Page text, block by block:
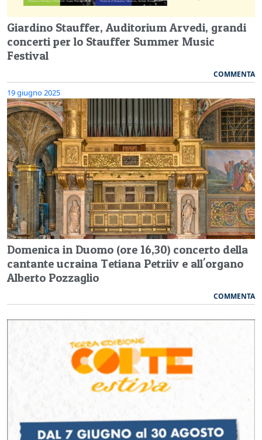
Giardino Stauffer, Auditorium Arvedi, grandi
concerti per lo Stauffer Summer Music
Festival
COMMENTA
19 giugno 2025
Domenica in Duomo (ore 16,30) concerto della
cantante ucraina Tetiana Petriiv e all'organo
Alberto Pozzaglio
COMMENTA